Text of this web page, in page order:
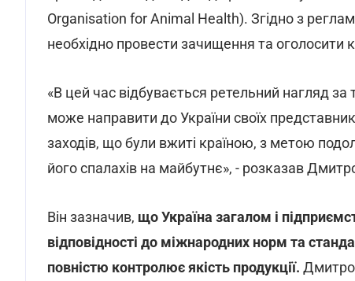
Organisation for Animal Health). Згідно з
необхідно провести зачищення та оголосити
«В цей час відбувається ретельний нагляд
може направити до України своїх
заходів, що були вжиті країною, з метою
його спалахів на майбутнє», - розказав
Він зазначив, щоУкраїна загалом і
відповідності до міжнародних норм та
повністю контролює якість продукції. Дмитро